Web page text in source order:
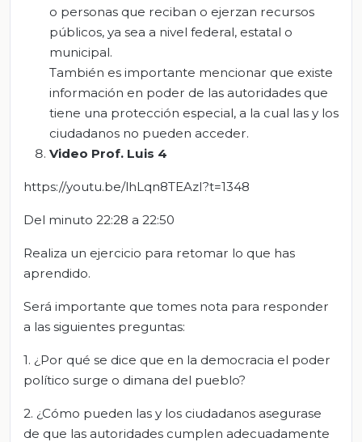
o personas que reciban o ejerzan recursos
públicos, ya sea a nivel federal, estatal o
municipal.
También es importante mencionar que existe
información en poder de las autoridades que
tiene una protección especial, a la cual las y los
ciudadanos no pueden acceder.
Video Prof. Luis 4
https://youtu.be/lhLqn8TEAzI?t=1348
Del minuto 22:28 a 22:50
Realiza un ejercicio para retomar lo que has
aprendido.
Será importante que tomes nota para responder
a las siguientes preguntas:
1. ¿Por qué se dice que en la democracia el poder
político surge o dimana del pueblo?
2. ¿Cómo pueden las y los ciudadanos asegurase
de que las autoridades cumplen adecuadamente